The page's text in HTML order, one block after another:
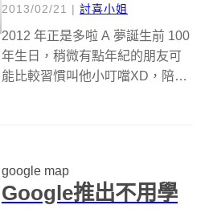
2013/02/21 | 討喜小姐
2012 年正是多啦 A 夢誕生前 100
年生日，稍微有點年紀的朋友可
能比較習慣叫他小叮噹XD，陪我
吧！不用花機票錢也不用花時間...
google map
Google推出不用學